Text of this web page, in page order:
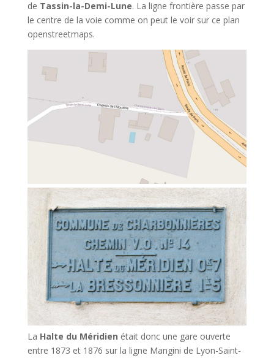
de Tassin-la-Demi-Lune. La ligne frontière passe par
le centre de la voie comme on peut le voir sur ce plan
openstreetmaps.
La Halte du Méridien était donc une gare ouverte
entre 1873 et 1876 sur la ligne Mangini de Lyon-Saint-